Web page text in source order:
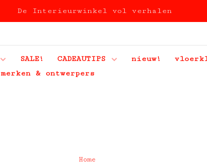
De Interieurwinkel vol verhalen
SALE! CADEAUTIPS nieuw!
merken & ontwerpers
Home